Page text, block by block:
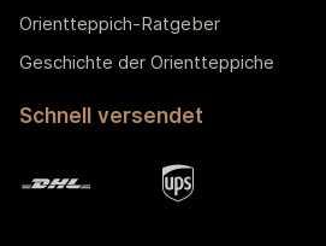
Orientteppich-Ratgeber
Geschichte der Orientteppiche
Schnell versendet